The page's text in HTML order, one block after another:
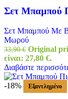
Σετ Μπαμπού
Σετ Μπαμπού Με
Μωρού
33,90€ Original
είναι: 27,80 €.
Διαβάστε
-18% Εξαντλημένο